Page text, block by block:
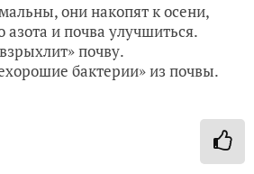
они накопят к осени,
азота и почва улучшиться.
почву.
бактерии» из почвы.